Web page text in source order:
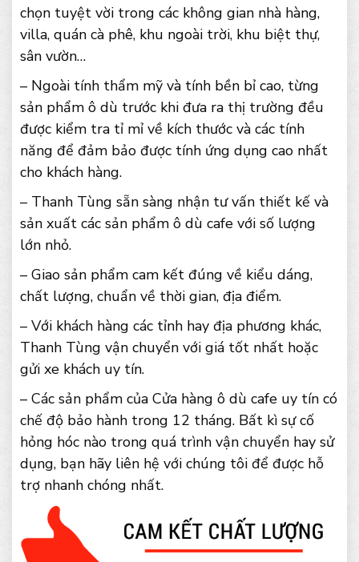
chọn tuyệt vời trong các không gian nhà hàng,
villa, quán cà phê, khu ngoài trời, khu biệt thự,
sân vườn…
– Ngoài tính thẩm mỹ và tính bền bỉ cao, từng
sản phẩm ô dù trước khi đưa ra thị trường đều
được kiểm tra tỉ mỉ về kích thước và các tính
năng để đảm bảo được tính ứng dụng cao nhất
cho khách hàng.
– Thanh Tùng sẵn sàng nhận tư vấn thiết kế và
sản xuất các sản phẩm ô dù cafe với số lượng
lớn nhỏ.
– Giao sản phẩm cam kết đúng về kiểu dáng,
chất lượng, chuẩn về thời gian, địa điểm.
– Với khách hàng các tỉnh hay địa phương khác,
Thanh Tùng vận chuyển với giá tốt nhất hoặc
gửi xe khách uy tín.
– Các sản phẩm của Cửa hàng ô dù cafe uy tín có
chế độ bảo hành trong 12 tháng. Bất kì sự cố
hỏng hóc nào trong quá trình vận chuyển hay sử
dụng, bạn hãy liên hệ với chúng tôi để được hỗ
trợ nhanh chóng nhất.